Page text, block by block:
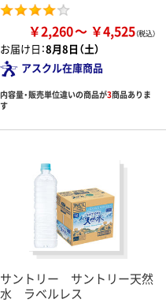
￥2,260 ￥4,525
お届け日：8月8日（土）
アスクル在庫商品
内容量・販売単位違いの商品が3商品ありま
す
サントリー サントリー天然
水 ラベルレス